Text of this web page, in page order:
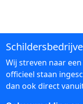
Wij streven naar
officieel staan
dan ook direct